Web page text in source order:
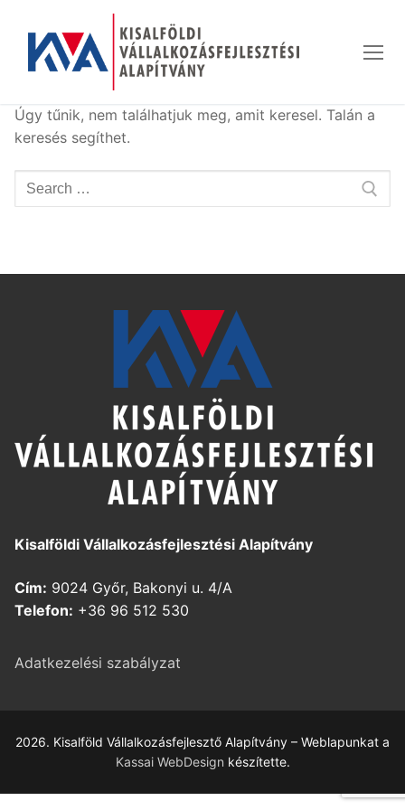
tartalomra
Úgy tűnik, nem találhatjuk meg, amit keresel. Talán a
keresés segíthet.
Keresése:
Kisalföldi Vállalkozásfejlesztési Alapítvány
Cím: 9024 Győr, Bakonyi u. 4/A
Telefon: +36 96 512 530
Adatkezelési szabályzat
2026. Kisalföld Vállalkozásfejlesztő Alapítvány – Weblapunkat a
Kassai WebDesign készítette.